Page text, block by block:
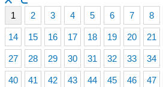
1 2 3 4 5 6 7 8
14 15 16 17 18 19 20 21
27 28 29 30 31 32 33 34
40 41 42 43 44 45 46 47